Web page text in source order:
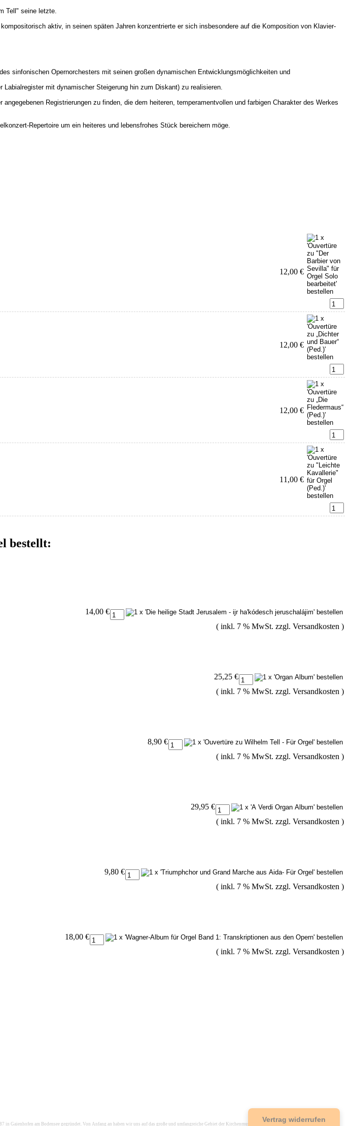
Tell" seine letzte.
aktiv, in seinen späten Jahren konzentrierte er sich insbesondere auf die Komposition von Klavier-
sinfonischen Opernorchesters mit seinen großen dynamischen Entwicklungsmöglichkeiten und
mit dynamischer Steigerung hin zum Diskant) zu realisieren.
Registrierungen zu finden, die dem heiteren, temperamentvollen und farbigen Charakter des Werkes
Repertoire um ein heiteres und lebensfrohes Stück bereichern möge.
12,00 €
12,00 €
12,00 €
11,00 €
bestellt:
14,00 €
( inkl. 7 % MwSt. zzgl. Versandkosten )
25,25 €
( inkl. 7 % MwSt. zzgl. Versandkosten )
8,90 €
( inkl. 7 % MwSt. zzgl. Versandkosten )
29,95 €
( inkl. 7 % MwSt. zzgl. Versandkosten )
9,80 €
( inkl. 7 % MwSt. zzgl. Versandkosten )
18,00 €
( inkl. 7 % MwSt. zzgl. Versandkosten )
am Bodensee gegründet. Von Anfang an haben wir uns auf das große und umfangreiche Gebiet der Kirchenmusik spezialisiert, um einen umfassenden Service
Vertrag widerrufen